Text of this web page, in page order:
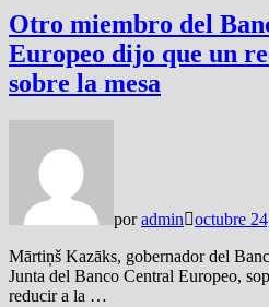
Otro miembro del
Europeo dijo que un
sobre la mesa
poradmin octubre
Mārtiņš Kazāks, gobernador del
Junta del Banco Central Europeo,
reducir a la …